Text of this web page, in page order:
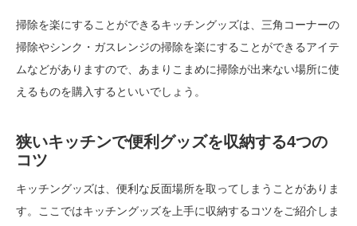
掃除を楽にすることができるキッチングッズは、三角コーナーの
掃除やシンク・ガスレンジの掃除を楽にすることができるアイテ
ムなどがありますので、あまりこまめに掃除が出来ない場所に使
えるものを購入するといいでしょう。
狭いキッチンで便利グッズを収納する4つの
コツ
キッチングッズは、便利な反面場所を取ってしまうことがありま
す。ここではキッチングッズを上手に収納するコツをご紹介しま